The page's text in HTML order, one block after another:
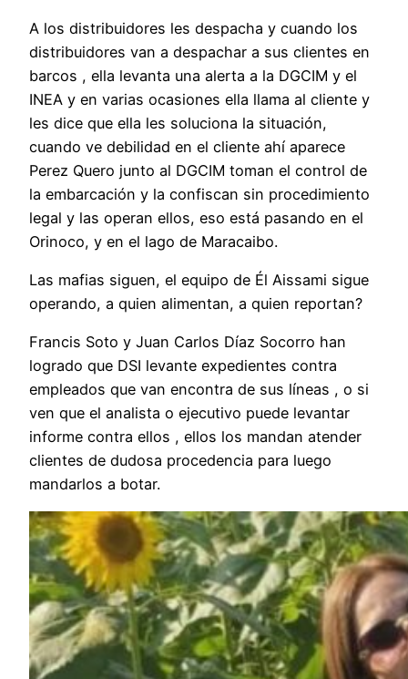
A los distribuidores les despacha y cuando los
distribuidores van a despachar a sus clientes en
barcos , ella levanta una alerta a la DGCIM y el
INEA y en varias ocasiones ella llama al cliente y
les dice que ella les soluciona la situación,
cuando ve debilidad en el cliente ahí aparece
Perez Quero junto al DGCIM toman el control de
la embarcación y la confiscan sin procedimiento
legal y las operan ellos, eso está pasando en el
Orinoco, y en el lago de Maracaibo.
Las mafias siguen, el equipo de Él Aissami sigue
operando, a quien alimentan, a quien reportan?
Francis Soto y Juan Carlos Díaz Socorro han
logrado que DSI levante expedientes contra
empleados que van encontra de sus líneas , o si
ven que el analista o ejecutivo puede levantar
informe contra ellos , ellos los mandan atender
clientes de dudosa procedencia para luego
mandarlos a botar.